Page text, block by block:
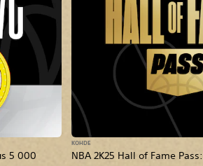
5 000 NBA 2K25 Hall of Fame
KOHDE